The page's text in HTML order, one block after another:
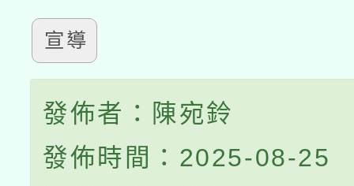
宣導
發佈者：陳宛鈴
發佈時間：2025-08-25